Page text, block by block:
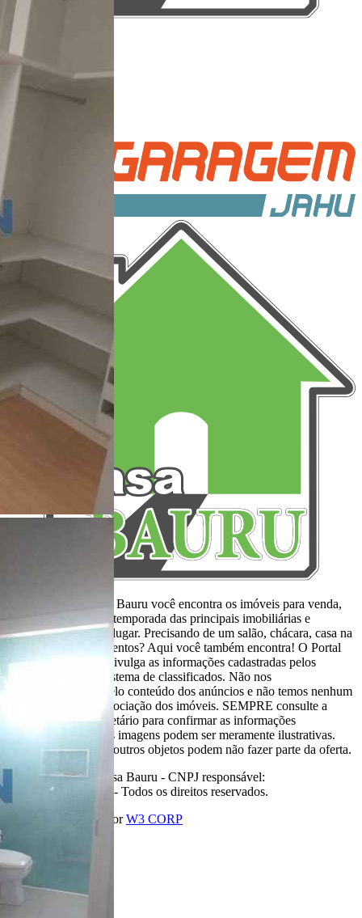
Aqui, no Portal Casa Bauru você encontra os imóveis para venda,
locação e aluguel de temporada das principais imobiliárias e
corretores em um só lugar. Precisando de um salão, chácara, casa na
praia ou sítio para eventos? Aqui você também encontra! O Portal
Casa Bauru apenas divulga as informações cadastradas pelos
usuários como um sistema de classificados. Não nos
responsabilizamos pelo conteúdo dos anúncios e não temos nenhum
envolvimento na negociação dos imóveis. SEMPRE consulte a
imobiliária ou proprietário para confirmar as informações
anunciadas. Algumas imagens podem ser meramente ilustrativas.
Itens de decoração e outros objetos podem não fazer parte da oferta.
2011-2026 Portal Casa Bauru - CNPJ responsável:
32.709.269/0001-38 - Todos os direitos reservados.
Desenvolvido com
porW3 CORP